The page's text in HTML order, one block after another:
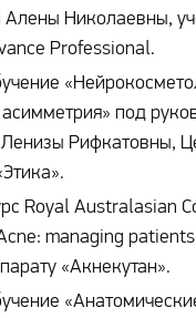
Николаевны,
Professional.
под
Рифкатовны,
Royal Australasian
managing
«Акнекутан».